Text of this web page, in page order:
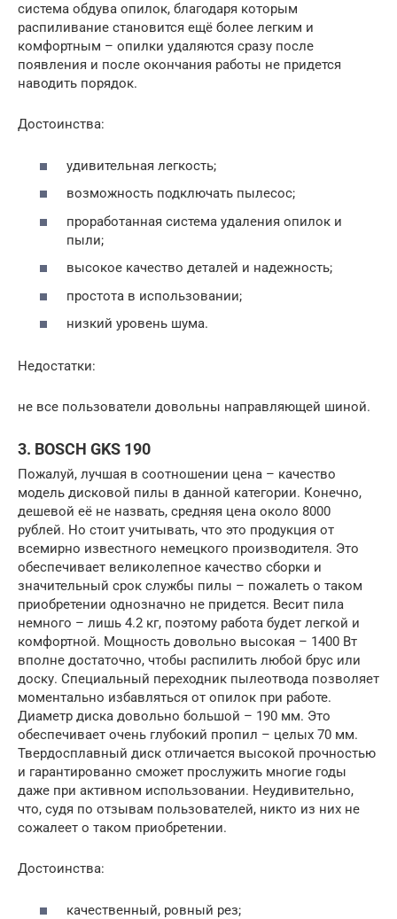
система обдува опилок, благодаря которым
распиливание становится ещё более легким и
комфортным – опилки удаляются сразу после
появления и после окончания работы не придется
наводить порядок.
Достоинства:
удивительная легкость;
возможность подключать пылесос;
проработанная система удаления опилок и
пыли;
высокое качество деталей и надежность;
простота в использовании;
низкий уровень шума.
Недостатки:
не все пользователи довольны направляющей шиной.
3. BOSCH GKS 190
Пожалуй, лучшая в соотношении цена – качество
модель дисковой пилы в данной категории. Конечно,
дешевой её не назвать, средняя цена около 8000
рублей. Но стоит учитывать, что это продукция от
всемирно известного немецкого производителя. Это
обеспечивает великолепное качество сборки и
значительный срок службы пилы – пожалеть о таком
приобретении однозначно не придется. Весит пила
немного – лишь 4.2 кг, поэтому работа будет легкой и
комфортной. Мощность довольно высокая – 1400 Вт
вполне достаточно, чтобы распилить любой брус или
доску. Специальный переходник пылеотвода позволяет
моментально избавляться от опилок при работе.
Диаметр диска довольно большой – 190 мм. Это
обеспечивает очень глубокий пропил – целых 70 мм.
Твердосплавный диск отличается высокой прочностью
и гарантированно сможет прослужить многие годы
даже при активном использовании. Неудивительно,
что, судя по отзывам пользователей, никто из них не
сожалеет о таком приобретении.
Достоинства:
качественный, ровный рез;